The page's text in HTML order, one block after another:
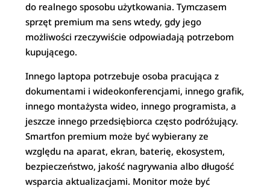
do realnego sposobu użytkowania. Tymczasem
sprzęt premium ma sens wtedy, gdy jego
możliwości rzeczywiście odpowiadają potrzebom
kupującego.
Innego laptopa potrzebuje osoba pracująca z
dokumentami i wideokonferencjami, innego grafik,
innego montażysta wideo, innego programista, a
jeszcze innego przedsiębiorca często podróżujący.
Smartfon premium może być wybierany ze
względu na aparat, ekran, baterię, ekosystem,
bezpieczeństwo, jakość nagrywania albo długość
wsparcia aktualizacjami. Monitor może być